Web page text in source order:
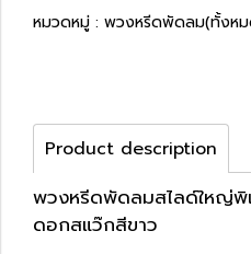
หมวดหมู่ : พวงหรีดพัดลม(ทั้งห
Product description
พวงหรีดพัดลมสไลด์ใหญ่พิ
ดอกสแว๊กสีขาว